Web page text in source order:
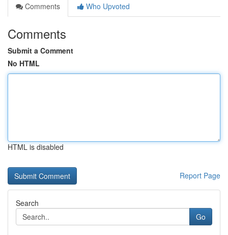
Comments
Who Upvoted
Comments
Submit a Comment
No HTML
HTML is disabled
Report Page
Search
Go